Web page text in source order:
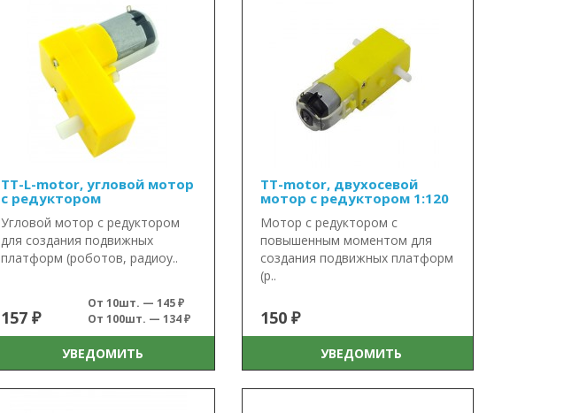
TT-L-motor, угловой мотор
с редуктором
Угловой мотор с редуктором
для создания подвижных
платформ (роботов, радиоу..
157 ₽
От 10шт. — 145 ₽
От 100шт. — 134 ₽
УВЕДОМИТЬ
TT-motor, двухосевой
мотор с редуктором 1:120
Мотор с редуктором с
повышенным моментом для
создания подвижных платформ
(р..
150 ₽
УВЕДОМИТЬ